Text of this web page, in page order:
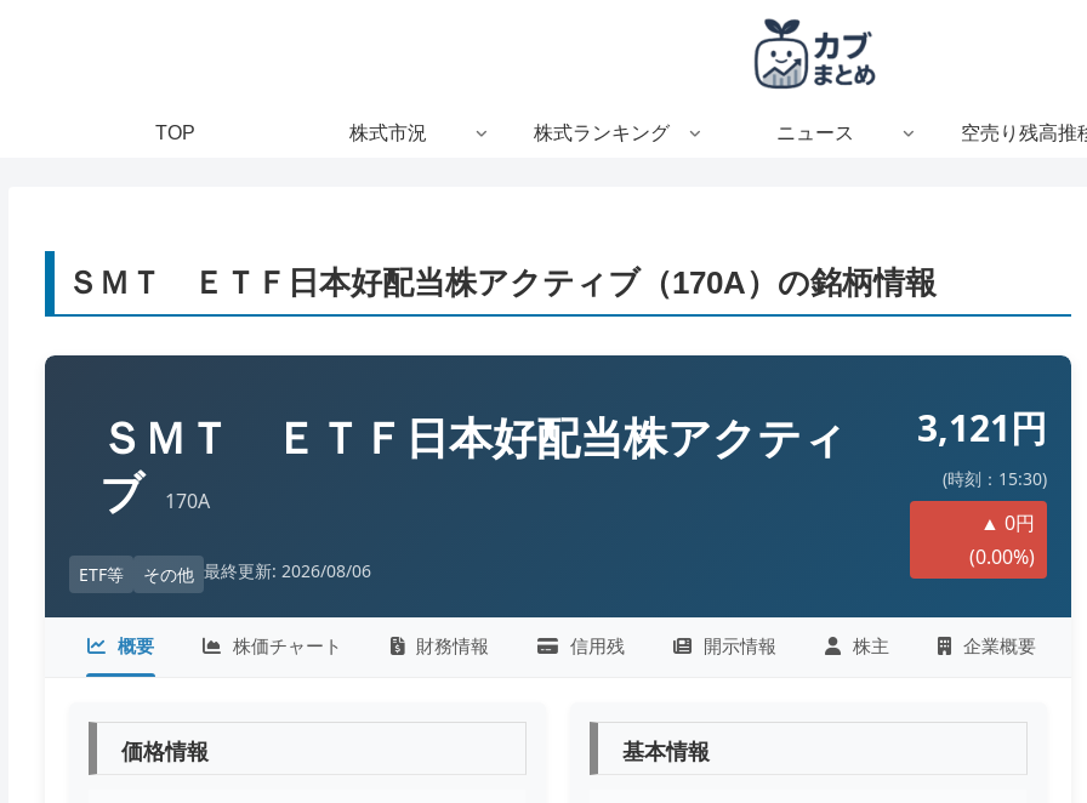
TOP 株式市況 株式ランキング ニュース 空売り残高推
ＳＭＴ ＥＴＦ日本好配当株アクティブ（170A）の銘柄情報
ＳＭＴ ＥＴＦ日本好配当株アクティ
ブ
170A
ETF等 その他 最終更新: 2026/08/06
3,121円
(時刻：15:30)
▲ 0円
(0.00%)
概要 株価チャート 財務情報 信用残 開示情報 株主 企業概要
価格情報 基本情報